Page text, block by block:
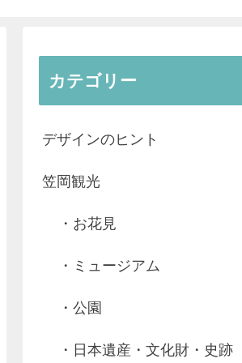
カテゴリー
デザインのヒント
笠岡観光
・お花見
・ミュージアム
・公園
・日本遺産・文化財・史跡